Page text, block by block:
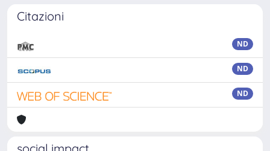
Citazioni
ND
ND
ND